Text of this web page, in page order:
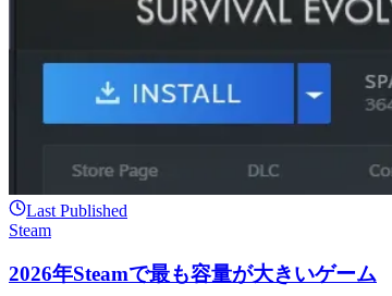
Last Published
Steam
2026年Steamで最も容量が大きいゲーム